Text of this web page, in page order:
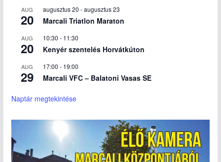
AUG
20
augusztus 20 -augusztus 23
Marcali Triatlon Maraton
AUG
20
10:30 - 11:30
Kenyér szentelés Horvátkúton
AUG
29
17:00 - 19:00
Marcali VFC – Balatoni Vasas SE
Naptár megtekintése